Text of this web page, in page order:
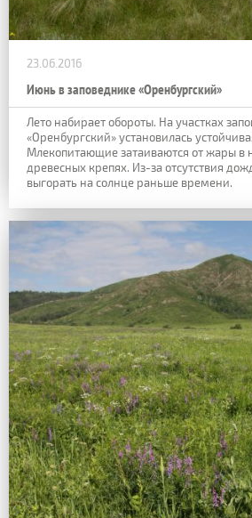
23.06.2016
Июнь в заповеднике «Оренбургский»
Лето набирает обороты. На участках
«Оренбургский» установилась
Млекопитающие затаиваются от жары в
древесных крепях. Из-за отсутствия
выгорать на солнце раньше времени.